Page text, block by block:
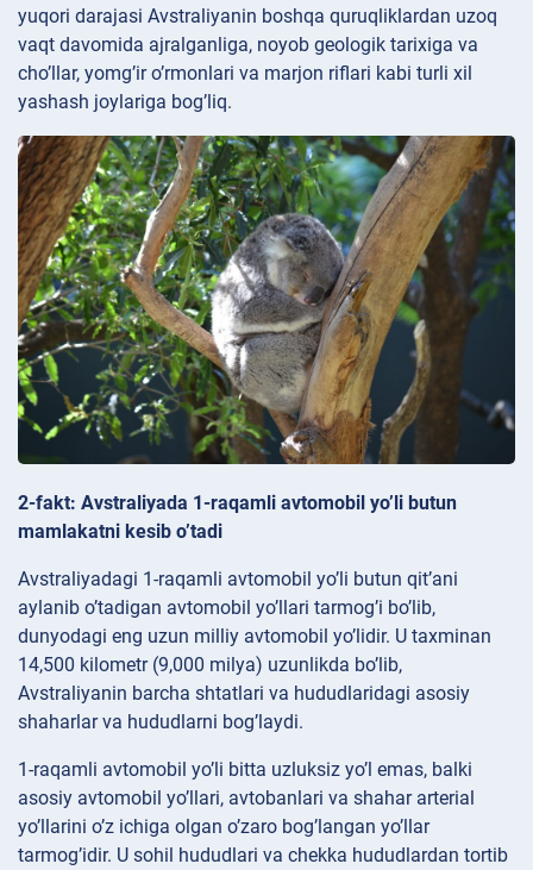
yuqori darajasi Avstraliyanin boshqa quruqliklardan uzoq
vaqt davomida ajralganliga, noyob geologik tarixiga va
cho’llar, yomg’ir o’rmonlari va marjon riflari kabi turli xil
yashash joylariga bog’liq.
2-fakt: Avstraliyada 1-raqamli avtomobil yo’li butun
mamlakatni kesib o’tadi
Avstraliyadagi 1-raqamli avtomobil yo’li butun qit’ani
aylanib o’tadigan avtomobil yo’llari tarmog’i bo’lib,
dunyodagi eng uzun milliy avtomobil yo’lidir. U taxminan
14,500 kilometr (9,000 milya) uzunlikda bo’lib,
Avstraliyanin barcha shtatlari va hududlaridagi asosiy
shaharlar va hududlarni bog’laydi.
1-raqamli avtomobil yo’li bitta uzluksiz yo’l emas, balki
asosiy avtomobil yo’llari, avtobanlari va shahar arterial
yo’llarini o’z ichiga olgan o’zaro bog’langan yo’llar
tarmog’idir. U sohil hududlari va chekka hududlardan tortib